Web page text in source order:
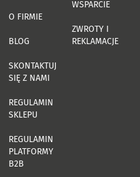
O FIRMIE
BLOG
SKONTAKTUJ
SIĘ Z NAMI
REGULAMIN
SKLEPU
REGULAMIN
PLATFORMY
B2B
WSPARCIE
ZWROTY I
REKLAMACJE